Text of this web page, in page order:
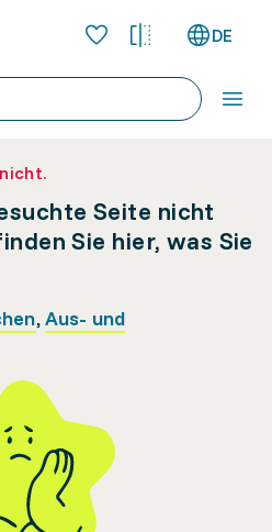
DE
Seite nicht
Sie hier, was Sie
,Aus- und